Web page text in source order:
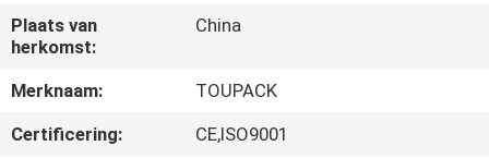
RONDLEIDING
DOOR
DE
FABRIEK
Plaats van
herkomst:
China
Merknaam:
TOUPACK
Certificering:
CE,ISO9001